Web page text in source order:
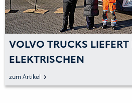
VOLVO TRUCKS LIEFERT
ELEKTRISCHEN
zum Artikel